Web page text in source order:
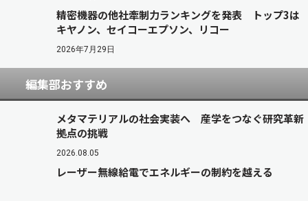
精密機器の他社牽制力ランキングを発表 トップ3は
キヤノン、セイコーエプソン、リコー
2026年7月29日
編集部おすすめ
メタマテリアルの社会実装へ 産学をつなぐ研究革新
拠点の挑戦
2026.08.05
レーザー無線給電でエネルギーの制約を越える